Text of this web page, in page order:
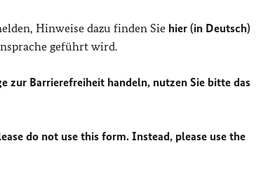
Hinweise dazu finden Sie hier (in Deutsch)
geführt wird.
zur Barrierefreiheit handeln, nutzen Sie bitte das
do not use this form. Instead, please use the